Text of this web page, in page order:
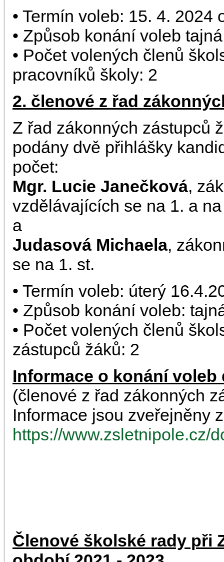
• Termín voleb: 15. 4. 2024
• Způsob konání voleb
• Počet volených členů
pracovníků školy: 2
2. členové z řad
Z řad zákonných zástupců
podány dvě přihlášky
počet:
Mgr. Lucie Janečková,
vzdělávajících se na 1. a
a
Judasová Michaela,
se na 1. st.
• Termín voleb: úterý
• Způsob konání voleb:
• Počet volených členů
zástupců žáků: 2
Informace o konání voleb
(členové z řad zákonných
Informace jsou zveřejněny
https://www.zsletnipole.cz/
Členové školské rady při